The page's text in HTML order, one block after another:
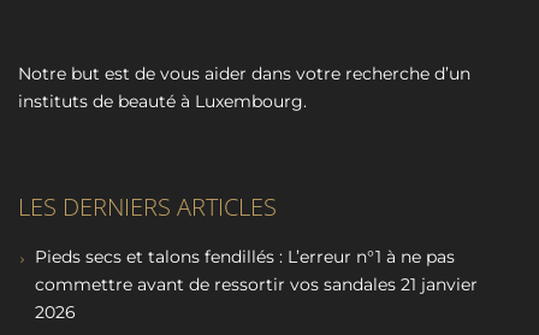
Notre but est de vous aider dans votre recherche d’un
instituts de beauté à Luxembourg.
LES DERNIERS ARTICLES
Pieds secs et talons fendillés : L’erreur n°1 à ne pas
commettre avant de ressortir vos sandales 21 janvier
2026